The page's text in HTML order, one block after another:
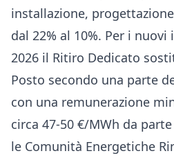
installazione,
dal 22% al 10%. Per i
2026 il Ritiro Dedicato
Posto secondo una parte
con una remunerazione
circa 47-50 €/MWh da
le Comunità Energetiche